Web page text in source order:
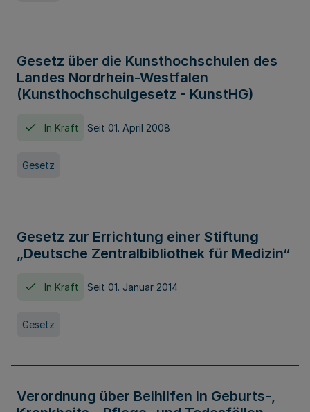
Gesetz über die Kunsthochschulen des
Landes Nordrhein-Westfalen
(Kunsthochschulgesetz - KunstHG)
In Kraft Seit 01. April 2008
Gesetz
Gesetz zur Errichtung einer Stiftung
„Deutsche Zentralbibliothek für Medizin“
In Kraft Seit 01. Januar 2014
Gesetz
Verordnung über Beihilfen in Geburts-,